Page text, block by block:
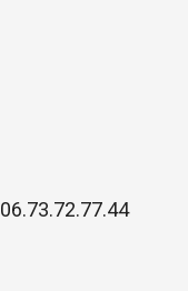
06.73.72.77.44